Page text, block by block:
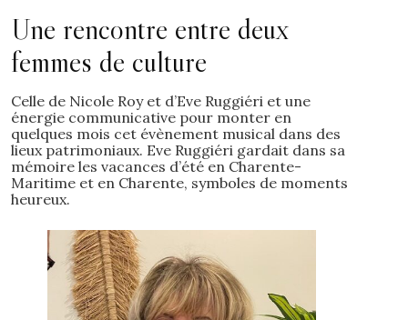
Une rencontre entre deux
femmes de culture
Celle de Nicole Roy et d’Eve Ruggiéri et une
énergie communicative pour monter en
quelques mois cet évènement musical dans des
lieux patrimoniaux. Eve Ruggiéri gardait dans sa
mémoire les vacances d’été en Charente-
Maritime et en Charente, symboles de moments
heureux.